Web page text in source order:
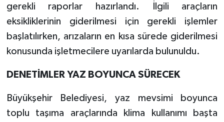
gerekli raporlar hazırlandı. İlgili araçların
eksikliklerinin giderilmesi için gerekli işlemler
başlatılırken, arızaların en kısa sürede giderilmesi
konusunda işletmecilere uyarılarda bulunuldu.
DENETİMLER YAZ BOYUNCA SÜRECEK
Büyükşehir Belediyesi, yaz mevsimi boyunca
toplu taşıma araçlarında klima kullanımı başta